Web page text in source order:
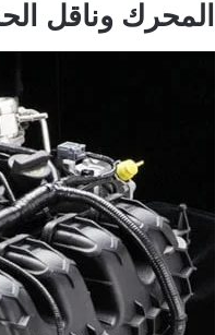
المحرك وناقل